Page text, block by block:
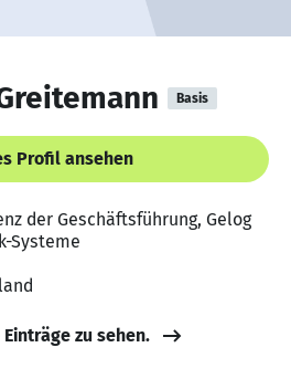
Basis
Profil ansehen
der Geschäftsführung, Gelog
Systeme
zu sehen.